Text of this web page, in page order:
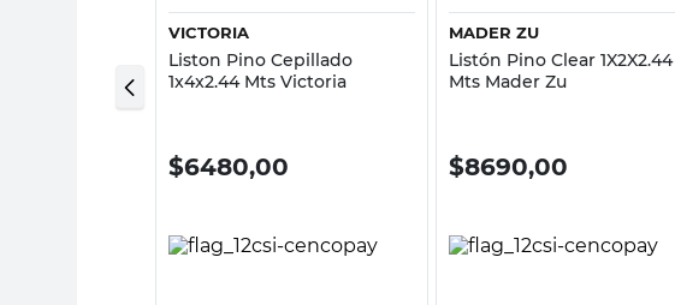
VICTORIA
Liston Pino Cepillado
1x4x2.44 Mts Victoria
$6480,00
MADER ZU
Listón Pino Clear 1X2X2.44
Mts Mader Zu
$8690,00